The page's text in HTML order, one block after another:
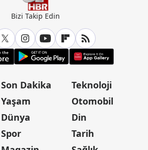
Bizi Takip Edin
Son Dakika
Yaşam
Dünya
Spor
Teknoloji
Otomobil
Din
Tarih